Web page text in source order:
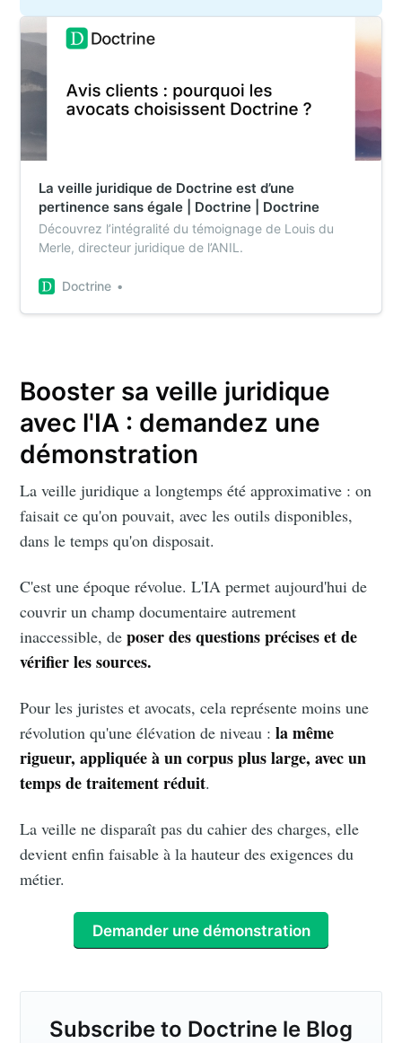
La veille juridique de Doctrine est d’une
pertinence sans égale | Doctrine | Doctrine
Découvrez l’intégralité du témoignage de Louis du
Merle, directeur juridique de l’ANIL.
Doctrine
Booster sa veille juridique
avec l'IA : demandez une
démonstration
La veille juridique a longtemps été approximative : on
faisait ce qu'on pouvait, avec les outils disponibles,
dans le temps qu'on disposait.
C'est une époque révolue. L'IA permet aujourd'hui de
couvrir un champ documentaire autrement
inaccessible, deposer des questions précises et de
vérifier les sources.
Pour les juristes et avocats, cela représente moins une
révolution qu'une élévation de niveau :la même
rigueur, appliquée à un corpus plus large, avec un
temps de traitement réduit.
La veille ne disparaît pas du cahier des charges, elle
devient enfin faisable à la hauteur des exigences du
métier.
Demander une démonstration
Subscribe to Doctrine le Blog